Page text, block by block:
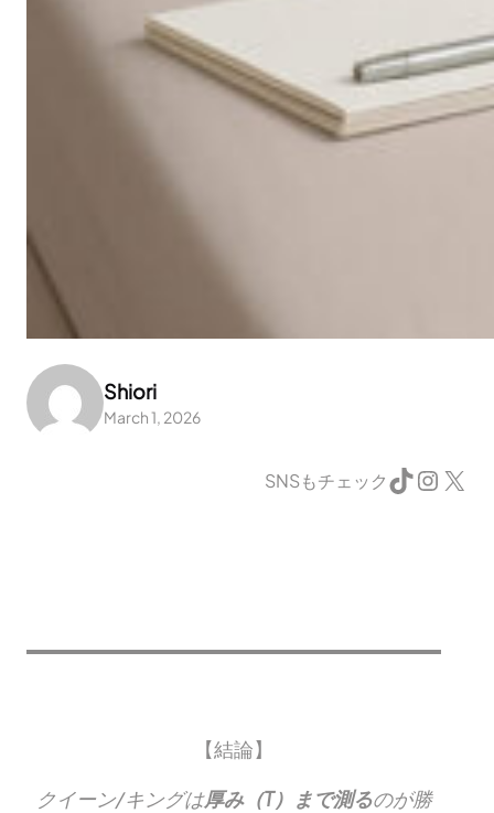
Shiori
March 1, 2026
SNSもチェックTikTok Instagram X
【結論】
クイーン/キングは厚み（T）まで測るのが勝